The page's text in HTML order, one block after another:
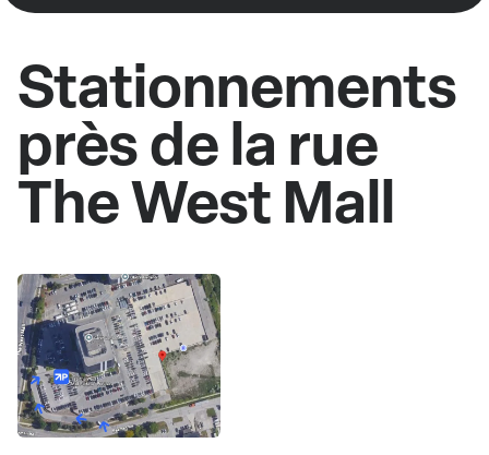
Stationnements
près de la rue
The West Mall